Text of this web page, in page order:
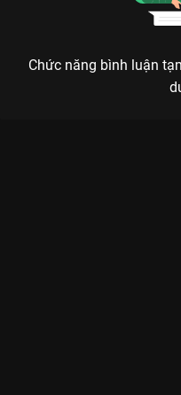
Chức năng bình luận